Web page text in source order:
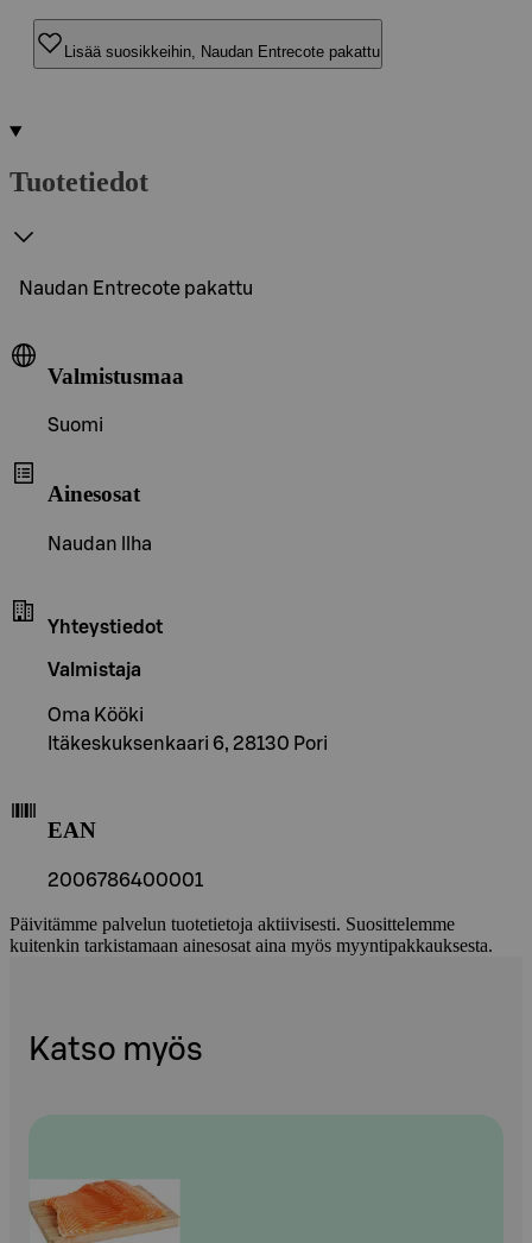
Lisää suosikkeihin, Naudan Entrecote pakattu
Tuotetiedot
Naudan Entrecote pakattu
Valmistusmaa
Suomi
Ainesosat
Naudan llha
Yhteystiedot
Valmistaja
Oma Kööki
Itäkeskuksenkaari 6, 28130 Pori
EAN
2006786400001
Päivitämme palvelun tuotetietoja aktiivisesti. Suosittelemme
kuitenkin tarkistamaan ainesosat aina myös myyntipakkauksesta.
Katso myös